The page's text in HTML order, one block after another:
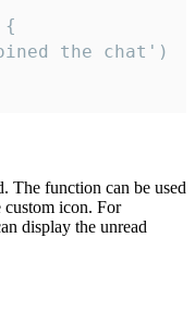
{
The function can be used
custom icon. For
display the unread